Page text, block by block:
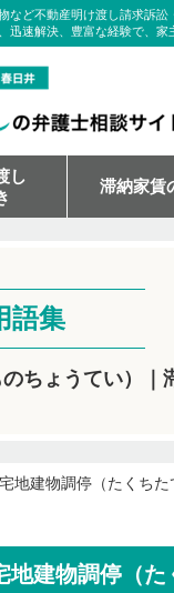
ど不動産明け渡し請求訴訟
速解決、豊富な経験で、家
し
滞納家賃
語集
ちょうてい）｜
宅地建物調停（たくちた
地建物調停（た